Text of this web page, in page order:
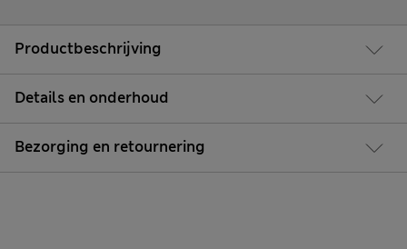
Productbeschrijving
Details en onderhoud
Bezorging en retournering